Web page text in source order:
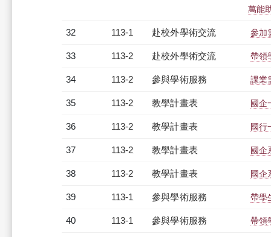
萬能
32 113-1 赴校外學術交流 參加
33 113-2 赴校外學術交流 帶領
34 113-2 參與學術服務 課業
35 113-2 教學計畫表 國企
36 113-2 教學計畫表 國行
37 113-2 教學計畫表 國企
38 113-2 教學計畫表 國企
39 113-1 參與學術服務 帶學
40 113-1 參與學術服務 帶領